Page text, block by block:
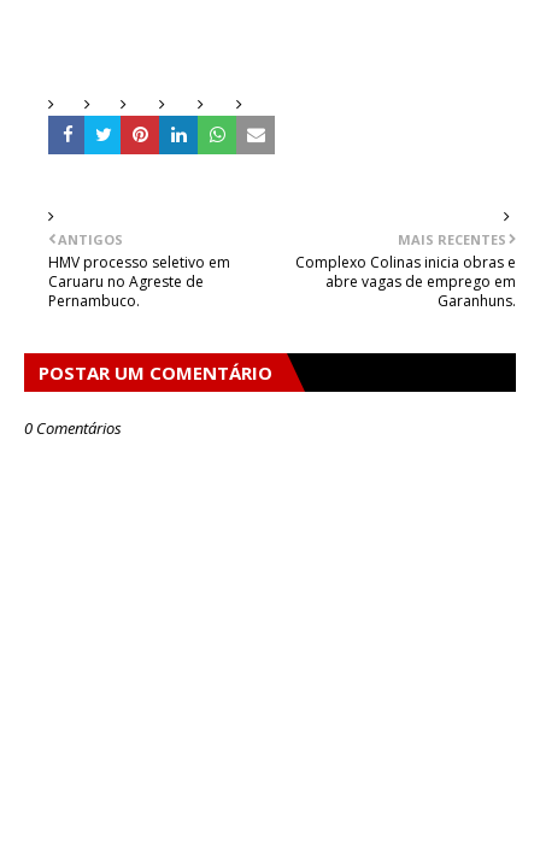
MAIS RECENTES
Complexo Colinas inicia obras e
abre vagas de emprego em
Garanhuns.
ANTIGOS
HMV processo seletivo em
Caruaru no Agreste de
Pernambuco.
POSTAR UM COMENTÁRIO
0 Comentários